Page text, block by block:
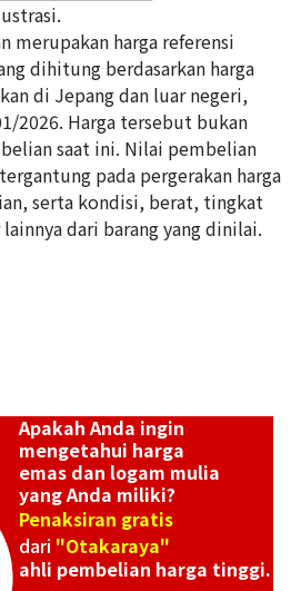
merupakan harga referensi
dihitung berdasarkan harga
di Jepang dan luar negeri,
2026. Harga tersebut bukan
saat ini. Nilai pembelian
pada pergerakan harga
serta kondisi, berat, tingkat
dari barang yang dinilai.
Apakah Anda ingin
mengetahui harga
emas dan logam mulia
yang Anda miliki?
Penaksiran gratis
dari "Otakaraya"
ahli pembelian harga tinggi.